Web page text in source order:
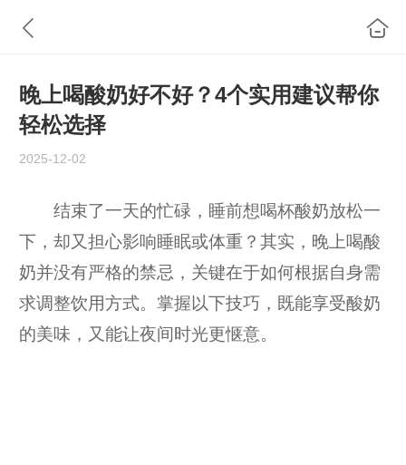
晚上喝酸奶好不好？4个实用建议帮你
轻松选择
2025-12-02
结束了一天的忙碌，睡前想喝杯酸奶放松一
下，却又担心影响睡眠或体重？其实，晚上喝酸
奶并没有严格的禁忌，关键在于如何根据自身需
求调整饮用方式。掌握以下技巧，既能享受酸奶
的美味，又能让夜间时光更惬意。